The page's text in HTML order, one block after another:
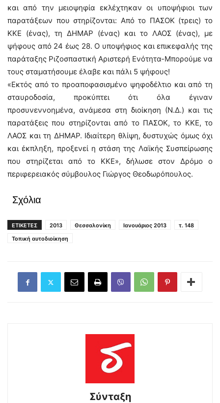
και από την μειοψηφία εκλέχτηκαν οι υποψήφιοι των
παρατάξεων που στηρίζονται: Από το ΠΑΣΟΚ (τρεις) το
ΚΚΕ (ένας), τη ΔΗΜΑΡ (ένας) και το ΛΑΟΣ (ένας), με
ψήφους από 24 έως 28. Ο υποψήφιος και επικεφαλής της
παράταξης Ριζοσπαστική Αριστερή Ενότητα-Μπορούμε να
τους σταματήσουμε έλαβε και πάλι 5 ψήφους!
«Εκτός από το προαποφασισμένο ψηφοδέλτιο και από τη
σταυροδοσία, προκύπτει ότι όλα έγιναν
προσυνεννοημένα, ανάμεσα στη διοίκηση (Ν.Δ.) και τις
παρατάξεις που στηρίζονται από το ΠΑΣΟΚ, το ΚΚΕ, το
ΛΑΟΣ και τη ΔΗΜΑΡ. Ιδιαίτερη θλίψη, δυστυχώς όμως όχι
και έκπληξη, προξενεί η στάση της Λαϊκής Συσπείρωσης
που στηρίζεται από το ΚΚΕ», δήλωσε στον Δρόμο ο
περιφερειακός σύμβουλος Γιώργος Θεοδωρόπουλος.
Σχόλια
ΕΤΙΚΕΤΕΣ 2013 Θεσσαλονίκη Ιανουάριος 2013
τ. 148
Τοπική αυτοδιοίκηση
Σύνταξη